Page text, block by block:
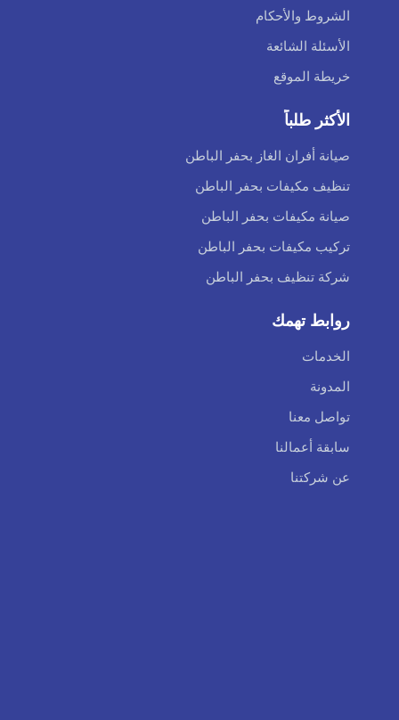
الشروط والأحكام
الأسئلة الشائعة
خريطة الموقع
الأكثر طلباً
صيانة أفران الغاز بحفر الباطن
تنظيف مكيفات بحفر الباطن
صيانة مكيفات بحفر الباطن
تركيب مكيفات بحفر الباطن
شركة تنظيف بحفر الباطن
روابط تهمك
الخدمات
المدونة
تواصل معنا
سابقة أعمالنا
عن شركتنا